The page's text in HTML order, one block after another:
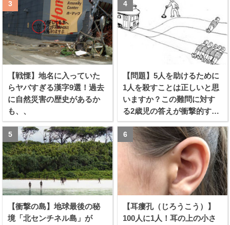
【戦慄】地名に入っていた
らヤバすぎる漢字9選！過去
に自然災害の歴史があるか
も、、
【問題】5人を助けるために
1人を殺すことは正しいと思
いますか？この難問に対す
る2歳児の答えが衝撃的すぎ
る！！
【衝撃の島】地球最後の秘
境「北センチネル島」が
【耳瘻孔（じろうこう）】
100人に1人！耳の上の小さ